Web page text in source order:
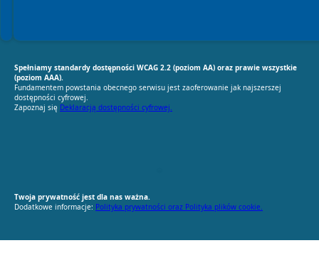
Spełniamy standardy dostępności WCAG 2.2 (poziom AA) oraz prawie wszystkie
(poziom AAA).
Fundamentem powstania obecnego serwisu jest zaoferowanie jak najszerszej
dostępności cyfrowej.
Zapoznaj się Deklaracją dostępności cyfrowej.
Twoja prywatność jest dla nas ważna.
Dodatkowe informacje: Polityka prywatności oraz Polityka plików cookie.